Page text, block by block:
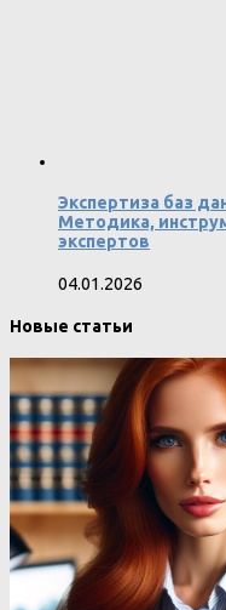
Экспертиза баз
Методика,
экспертов
04.01.2026
Новые статьи